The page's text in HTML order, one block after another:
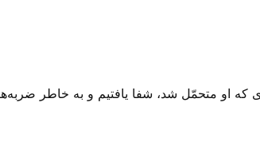
که او متحمّل شد، شفا یافتیم و به خاطر